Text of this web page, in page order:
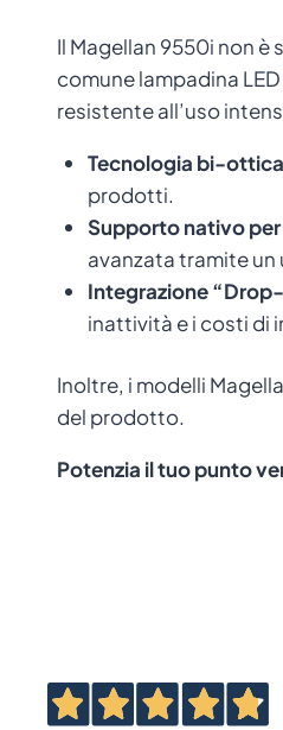
Il Magellan 9550i non
comune lampadina
resistente all’uso
Tecnologia bi-
prodotti.
Supporto nativo per
avanzata tramite un
Integrazione
inattività e i costi di
Inoltre, i modelli
del prodotto.
Potenzia il tuo punto